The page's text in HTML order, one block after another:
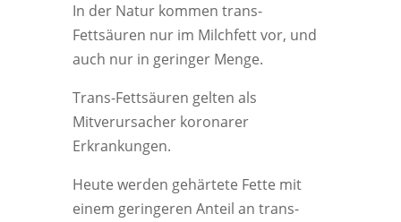
In der Natur kommen trans-
Fettsäuren nur im Milchfett vor, und
auch nur in geringer Menge.
Trans-Fettsäuren gelten als
Mitverursacher koronarer
Erkrankungen.
Heute werden gehärtete Fette mit
einem geringeren Anteil an trans-